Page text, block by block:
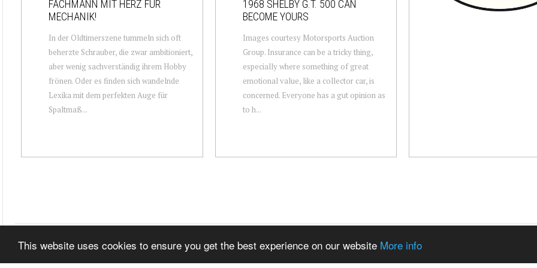
This website uses cookies to ensure you get the best experience on our website More info
FACHMANN MIT HERZ FÜR
MECHANIK!
In der Oldtimerszene tummeln sich oft
beherzte Schrauber, die zwar ambitioniert,
aber wenig sachverständig ihrem Hobby
frönen. Oder es finden sich wandelnde
Lexika mit dem perfekten Auge für
Spaltmaß...
1968 SHELBY G.T. 500 CAN
BECOME YOURS
Images courtesy Motorsports Auction
Group. Insurance can be a tricky thing,
especially where something of great
emotional value, like a collector car, is
concerned. Everyone has a gut opinion as
to h...